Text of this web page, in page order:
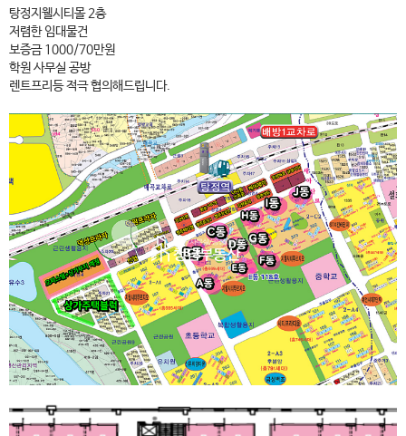
탕정지웰시티몰 2층
저렴한 임대물건
보증금 1000/70만원
학원 사무실 공방
렌트프리등 적극 협의해드립니다.